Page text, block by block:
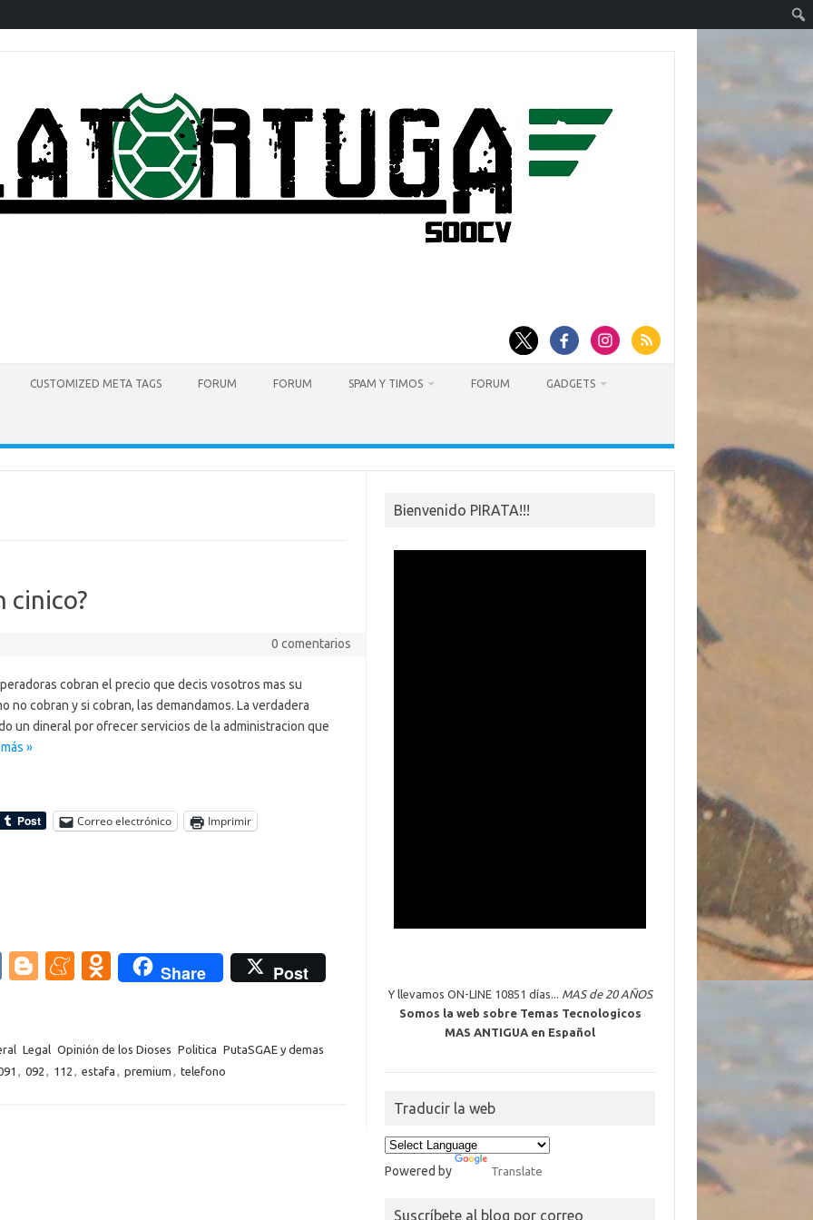
CUSTOMIZED META TAGS FORUM FORUM SPAM Y TIMOS FORUM GADGETS
cinico?
0 comentarios
cobran el precio que decis vosotros mas su
no cobran y si cobran, las demandamos. La verdadera
un dineral por ofrecer servicios de la administracion que
»
Correo electrónico Imprimir
V
Bl
g
er
M
e
a
O
o
kl
Share
Post
Legal Opinión de los Dioses Politica PutaSGAE y demas
, 092 , 112 , estafa , premium , telefono
Bienvenido PIRATA!!!
Y llevamos ON-LINE 10851 días... MAS de 20 AÑOS
Somos la web sobre Temas Tecnologicos
MAS ANTIGUA en Español
Traducir la web
Powered by Translate
Suscríbete al blog por correo